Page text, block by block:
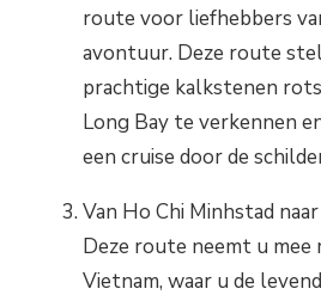
route voor liefhebbers
avontuur. Deze route
prachtige kalkstenen
Long Bay te verkennen
een cruise door de
Van Ho Chi Minhstad
Deze route neemt u mee
Vietnam, waar u de